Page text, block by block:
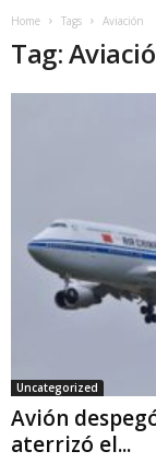
Home Tags Aviación
Tag:
Uncategorized
Avión
aterrizó el...